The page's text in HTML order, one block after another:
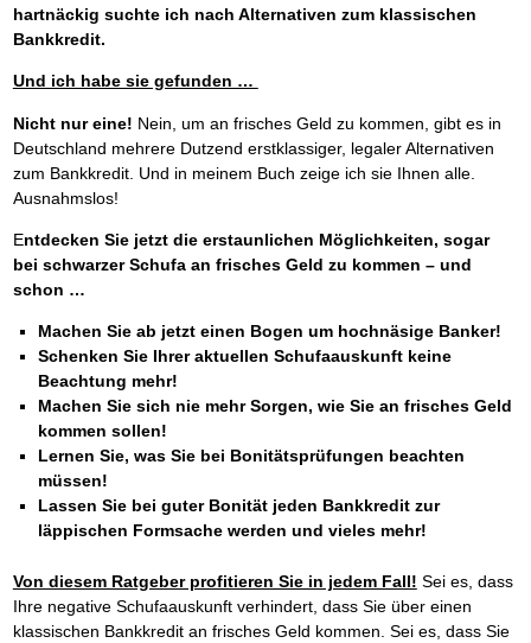
hartnäckig suchte ich nach Alternativen zum klassischen
Bankkredit.
Und ich habe sie gefunden …
Nicht nur eine! Nein, um an frisches Geld zu kommen, gibt es in
Deutschland mehrere Dutzend erstklassiger, legaler Alternativen
zum Bankkredit. Und in meinem Buch zeige ich sie Ihnen alle.
Ausnahmslos!
Entdecken Sie jetzt die erstaunlichen Möglichkeiten, sogar
bei schwarzer Schufa an frisches Geld zu kommen – und
schon …
Machen Sie ab jetzt einen Bogen um hochnäsige Banker!
Schenken Sie Ihrer aktuellen Schufaauskunft keine
Beachtung mehr!
Machen Sie sich nie mehr Sorgen, wie Sie an frisches Geld
kommen sollen!
Lernen Sie, was Sie bei Bonitätsprüfungen beachten
müssen!
Lassen Sie bei guter Bonität jeden Bankkredit zur
läppischen Formsache werden und vieles mehr!
Von diesem Ratgeber profitieren Sie in jedem Fall! Sei es, dass
Ihre negative Schufaauskunft verhindert, dass Sie über einen
klassischen Bankkredit an frisches Geld kommen. Sei es, dass Sie